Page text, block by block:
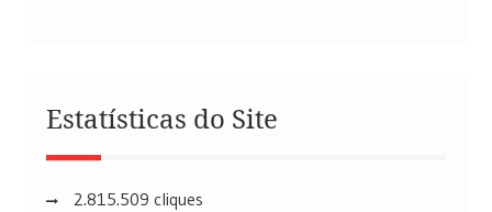
Estatísticas do Site
2.815.509 cliques